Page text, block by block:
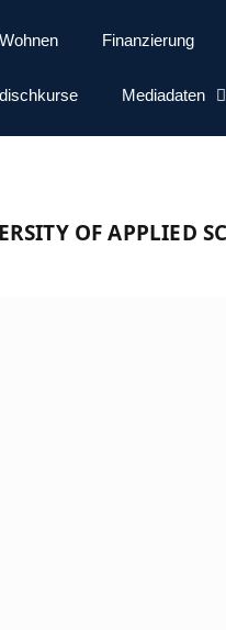
Wohnen Finanzierung
Mediadaten
OF APPLIED